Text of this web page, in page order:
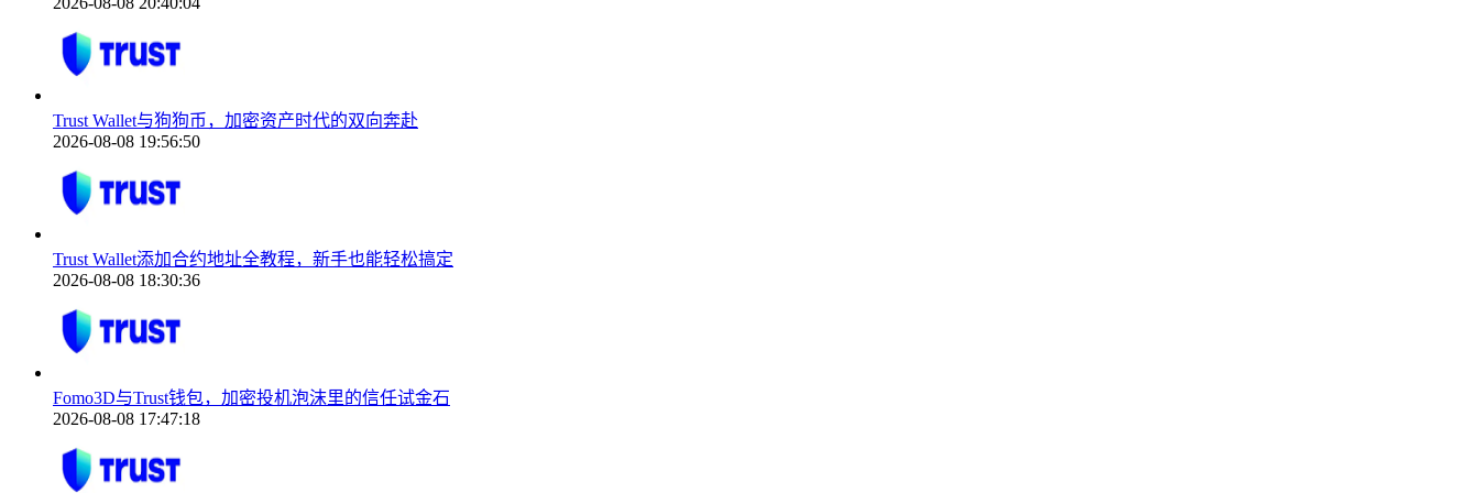
Trust Wallet与狗狗币，加密资产时代的双向奔赴
2026-08-08 19:56:50
Trust Wallet添加合约地址全教程，新手也能轻松搞定
2026-08-08 18:30:36
Fomo3D与Trust钱包，加密投机泡沫里的信任试金石
2026-08-08 17:47:18